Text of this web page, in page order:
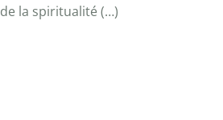
de la spiritualité (…)